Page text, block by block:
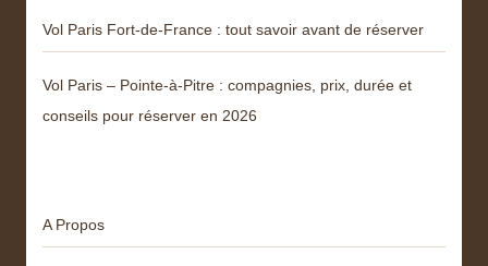
Vol Paris Fort-de-France : tout savoir avant de réserver
Vol Paris – Pointe-à-Pitre : compagnies, prix, durée et
conseils pour réserver en 2026
A Propos